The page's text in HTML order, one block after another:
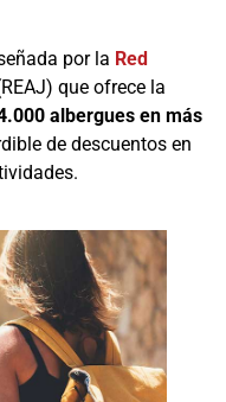
por la Red
que ofrece la
albergues en más
de descuentos en